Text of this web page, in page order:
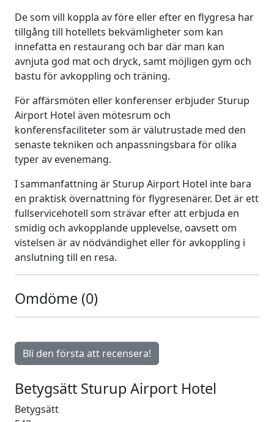
De som vill koppla av före eller efter en flygresa har
tillgång till hotellets bekvämligheter som kan
innefatta en restaurang och bar där man kan
avnjuta god mat och dryck, samt möjligen gym och
bastu för avkoppling och träning.
För affärsmöten eller konferenser erbjuder Sturup
Airport Hotel även mötesrum och
konferensfaciliteter som är välutrustade med den
senaste tekniken och anpassningsbara för olika
typer av evenemang.
I sammanfattning är Sturup Airport Hotel inte bara
en praktisk övernattning för flygresenärer. Det är ett
fullservicehotell som strävar efter att erbjuda en
smidig och avkopplande upplevelse, oavsett om
vistelsen är av nödvändighet eller för avkoppling i
anslutning till en resa.
Omdöme (0)
Bli den första att recensera!
Betygsätt Sturup Airport Hotel
Betygsätt